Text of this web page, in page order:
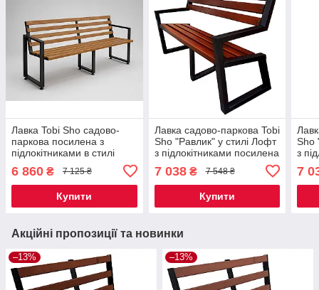
Лавка Tobi Sho садово-
паркова посилена з
підлокітниками в стилі
6 860 ₴ 7 125 ₴
Купити
Лавка садово-паркова Tobi
Sho "Равлик" у стилі Лофт
з підлокітниками посилена
7 038₴ 7 548 ₴
Купити
Sho
з
7
Акційні пропозиції та новинки
–13% –13%